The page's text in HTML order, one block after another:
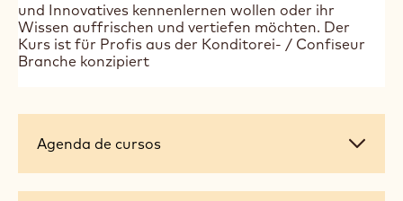
und Innovatives kennenlernen wollen oder ihr
Wissen auffrischen und vertiefen möchten. Der
Kurs ist für Profis aus der Konditorei- / Confiseur
Branche konzipiert
Agenda
Agenda de cursos